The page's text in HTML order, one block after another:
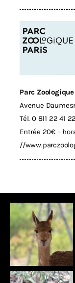
Parc
Avenue
Tél. 0 811 22 41 22
Entrée 20€ –
//